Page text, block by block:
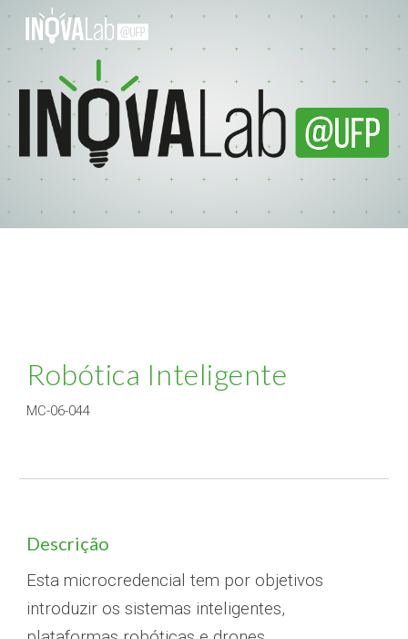
Skip to main content
Robótica Inteligente
MC-06-044
Descrição
Esta microcredencial tem por objetivos
introduzir os sistemas inteligentes,